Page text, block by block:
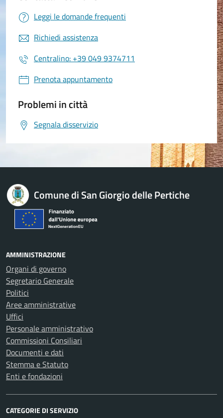
Leggi le domande frequenti
Richiedi assistenza
Centralino: +39 049 9374711
Prenota appuntamento
Problemi in città
Segnala disservizio
Comune di San Giorgio delle Pertiche
AMMINISTRAZIONE
Organi di governo
Segretario Generale
Politici
Aree amministrative
Uffici
Personale amministrativo
Commissioni Consiliari
Documenti e dati
Stemma e Statuto
Enti e fondazioni
CATEGORIE DI SERVIZIO